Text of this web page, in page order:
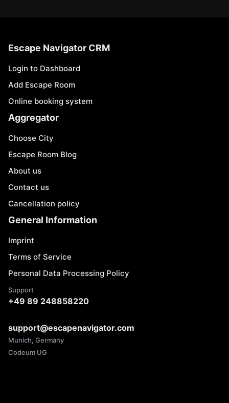
Escape Navigator CRM
Login to Dashboard
Add Escape Room
Online booking system
Aggregator
Choose City
Escape Room Blog
About us
Contact us
Cancellation policy
General Information
Imprint
Terms of Service
Personal Data Processing Policy
Support
+49 89 248858220
support@escapenavigator.com
Munich, Germany
Codeum UG